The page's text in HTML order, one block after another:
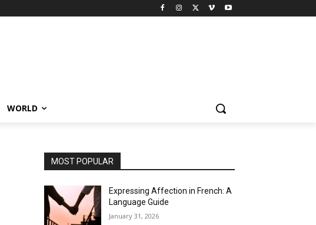
WORLD
MOST POPULAR
Expressing Affection in French: A
Language Guide
January 31, 2026